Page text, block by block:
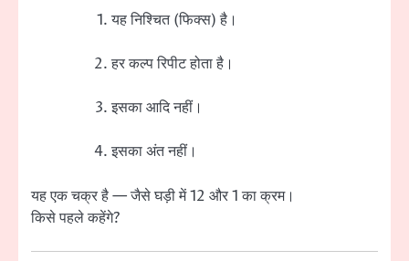
यह निश्चित (फिक्स) है।
हर कल्प रिपीट होता है।
इसका आदि नहीं।
इसका अंत नहीं।
यह एक चक्र है — जैसे घड़ी में 12 और 1 का क्रम।
किसे पहले कहेंगे?